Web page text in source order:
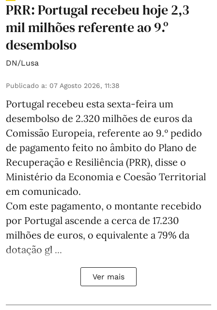
PRR: Portugal recebeu hoje 2,3
mil milhões referente ao 9.º
desembolso
DN/Lusa
Publicado a: 07 Agosto 2026, 11:38
Portugal recebeu esta sexta-feira um
desembolso de 2.320 milhões de euros da
Comissão Europeia, referente ao 9.º pedido
de pagamento feito no âmbito do Plano de
Recuperação e Resiliência (PRR), disse o
Ministério da Economia e Coesão Territorial
em comunicado.
Com este pagamento, o montante recebido
por Portugal ascende a cerca de 17.230
milhões de euros, o equivalente a 79% da
dotação gl ...
Ver mais